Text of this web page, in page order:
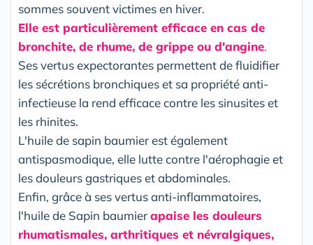
sommes souvent victimes en hiver.
Elle est particulièrement efficace en cas de
bronchite, de rhume, de grippe ou d'angine.
Ses vertus expectorantes permettent de fluidifier
les sécrétions bronchiques et sa propriété anti-
infectieuse la rend efficace contre les sinusites et
les rhinites.
L'huile de sapin baumier est également
antispasmodique, elle lutte contre l'aérophagie et
les douleurs gastriques et abdominales.
Enfin, grâce à ses vertus anti-inflammatoires,
l'huile de Sapin baumierapaise les douleurs
rhumatismales, arthritiques et névralgiques,